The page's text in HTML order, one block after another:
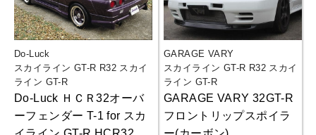
Do-Luck
スカイライン GT-R R32 スカイ
ライン GT-R
Do-Luck ＨＣＲ32オーバ
ーフェンダー T-1 for スカ
GARAGE VARY
スカイライン GT-R R32 スカイ
ライン GT-R
GARAGE VARY 32GT-R
フロントリップスポイラ